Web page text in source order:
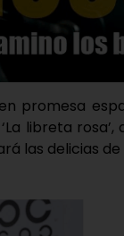
promesa
libreta
las delicias